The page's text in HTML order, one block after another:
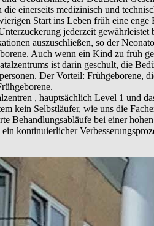
einerseits medizinisch und
Start ins Leben früh eine
jederzeit
auszuschließen, so der
Auch wenn ein Kind zu früh
ist darin geschult, die
Der Vorteil: Frühgeborene,
, hauptsächlich Level 1 und
kein Selbstläufer, wie uns die
Behandlungsabläufe bei einer
kontinuierlicher